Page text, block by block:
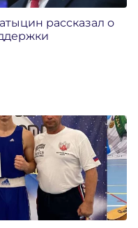
рассказал о